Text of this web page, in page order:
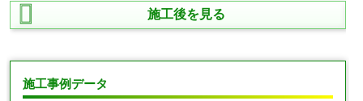
施工後を見る
施工事例データ